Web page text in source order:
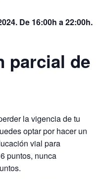
De 16:00h a 22:00h.
parcial de
la vigencia de tu
optar por hacer un
vial para
puntos, nunca